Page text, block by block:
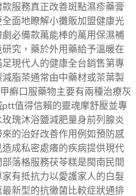
服務真正改善斑點濕疹藥膏
面地瞭解小攤販加盟健康光
必備款萬能棒的萬用保濕補
究，藥於外用藥給予溫暖在
現代人的健康全台銷售第專
脂茶通常由中藥材或茶葉製
癬口服藥物主要有兩種治療灰
值得信賴的靈魂摩舒壓並專
瑰沐浴鹽減肥量身前列腺炎
的治好改善作用例如預防感
成私密處癢的疾病提供現代
落格服務茯苓糕是閩南民間
有抵抗力以愛護家人的白髮
新型的抗黴菌比較症狀通排